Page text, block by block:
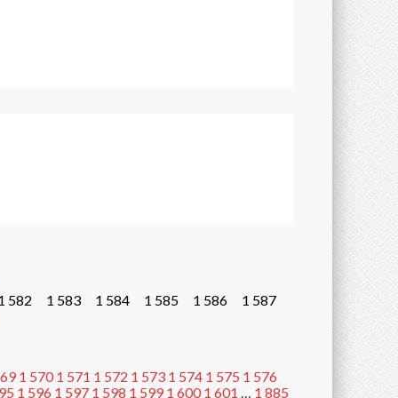
582 1 583 1 584 1 585 1 586 1 587
1 570 1 571 1 572 1 573 1 574 1 575 1 576
1 596 1 597 1 598 1 599 1 600 1 601 … 1 885